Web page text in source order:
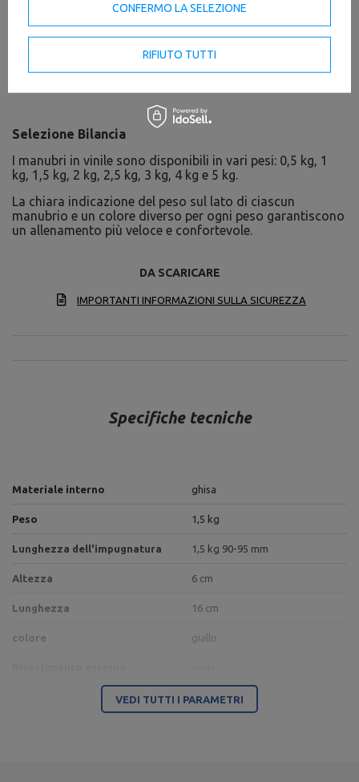
Selezione Bilancia
I manubri in vinile sono disponibili in vari pesi: 0,5 kg, 1
kg, 1,5 kg, 2 kg, 2,5 kg, 3 kg, 4 kg e 5 kg.
La chiara indicazione del peso sul lato di ciascun
manubrio e un colore diverso per ogni peso garantiscono
un allenamento più veloce e confortevole.
DA SCARICARE
IMPORTANTI INFORMAZIONI SULLA SICUREZZA
Specifiche tecniche
Materiale interno ghisa
Peso 1,5 kg
Lunghezza dell'impugnatura 1,5 kg 90-95 mm
Altezza 6 cm
Lunghezza 16 cm
colore giallo
VEDI TUTTI I PARAMETRI
CONFERMO LA SELEZIONE
RIFIUTO TUTTI